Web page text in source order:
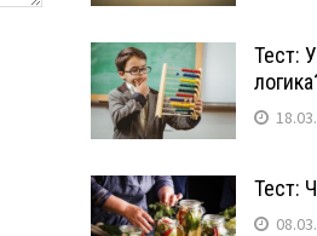
Тест:
Тест: